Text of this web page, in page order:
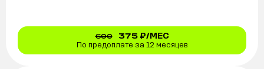
600 375₽/МЕС
По предоплате за 12 месяцев